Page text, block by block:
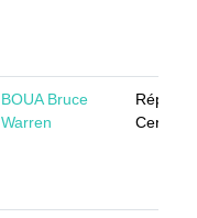
BOUA Bruce
Warren